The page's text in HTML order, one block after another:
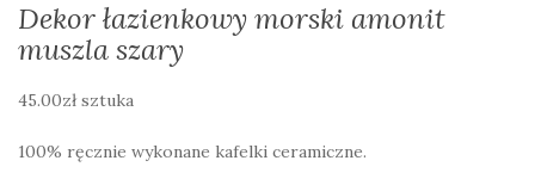
Dekor łazienkowy morski amonit
muszla szary
45.00zł sztuka
100% ręcznie wykonane kafelki ceramiczne.